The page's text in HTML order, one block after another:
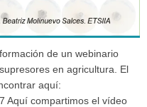
de un webinario
en agricultura. El
aquí:
Aquí compartimos el vídeo